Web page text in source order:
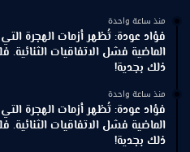
منذ ساعة واحدة
فؤاد عودة: تُظهر أزمات الهجرة
الماضية فشل الاتفاقيات
ذلك بجدية!
منذ ساعة واحدة
فؤاد عودة: تُظهر أزمات الهجرة
الماضية فشل الاتفاقيات
ذلك بجدية!